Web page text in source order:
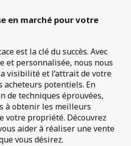
en marché pour votre
est la clé du succès. Avec
et personnalisée, nous nous
visibilité et l’attrait de votre
potentiels. En
de techniques éprouvées,
à obtenir les meilleurs
votre propriété. Découvrez
aider à réaliser une vente
vous désirez.